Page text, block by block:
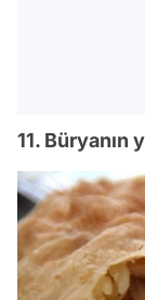
11. Büryanın